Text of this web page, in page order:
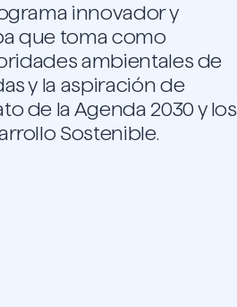
innovador y
que toma como
ambientales de
y la aspiración de
de la Agenda 2030 y los
Sostenible.